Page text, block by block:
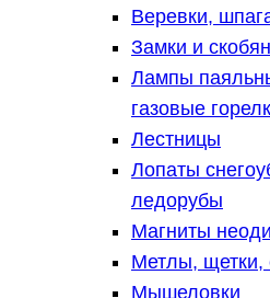
Веревки,
Замки и
Лампы
газовые
Лестницы
Лопаты
ледорубы
Магниты
Метлы, щетки,
Мышеловки